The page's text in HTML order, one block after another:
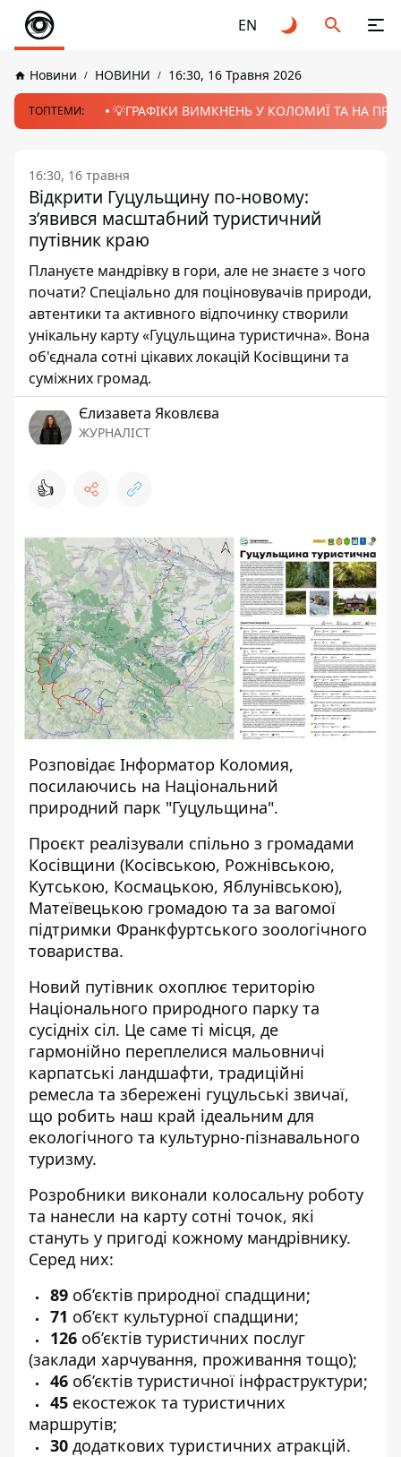
EN
Новини НОВИНИ 16:30, 16 Травня 2026
ТОПТЕМИ: 💡ГРАФІКИ ВИМКНЕНЬ У КОЛОМИЇ ТА НА
16:30, 16 травня
Відкрити Гуцульщину по-новому:
зʼявився масштабний туристичний
путівник краю
Плануєте мандрівку в гори, але не знаєте з чого
почати? Спеціально для поціновувачів природи,
автентики та активного відпочинку створили
унікальну карту «Гуцульщина туристична». Вона
об'єднала сотні цікавих локацій Косівщини та
суміжних громад.
Єлизавета Яковлєва
ЖУРНАЛІСТ
👍
Розповідає Інформатор Коломия,
посилаючись на Національний
природний парк "Гуцульщина".
Проєкт реалізували спільно з громадами
Косівщини (Косівською, Рожнівською,
Кутською, Космацькою, Яблунівською),
Матеївецькою громадою та за вагомої
підтримки Франкфуртського зоологічного
товариства.
Новий путівник охоплює територію
Національного природного парку та
сусідніх сіл. Це саме ті місця, де
гармонійно переплелися мальовничі
карпатські ландшафти, традиційні
ремесла та збережені гуцульські звичаї,
що робить наш край ідеальним для
екологічного та культурно-пізнавального
туризму.
Розробники виконали колосальну роботу
та нанесли на карту сотні точок, які
стануть у пригоді кожному мандрівнику.
Серед них:
89 об’єктів природної спадщини;
71 об’єкт культурної спадщини;
126 об’єктів туристичних послуг
(заклади харчування, проживання тощо);
46 об’єктів туристичної інфраструктури;
45 екостежок та туристичних
маршрутів;
30 додаткових туристичних атракцій.